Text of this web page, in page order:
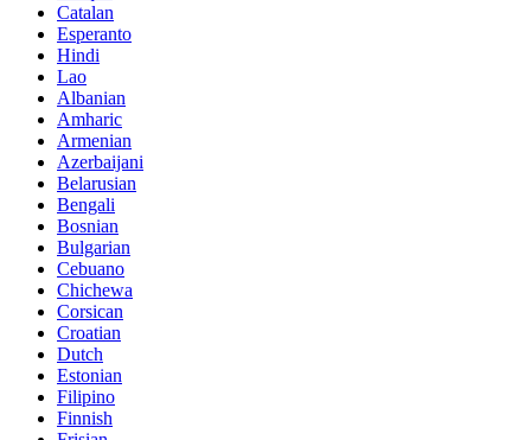
Catalan
Esperanto
Hindi
Lao
Albanian
Amharic
Armenian
Azerbaijani
Belarusian
Bengali
Bosnian
Bulgarian
Cebuano
Chichewa
Corsican
Croatian
Dutch
Estonian
Filipino
Finnish